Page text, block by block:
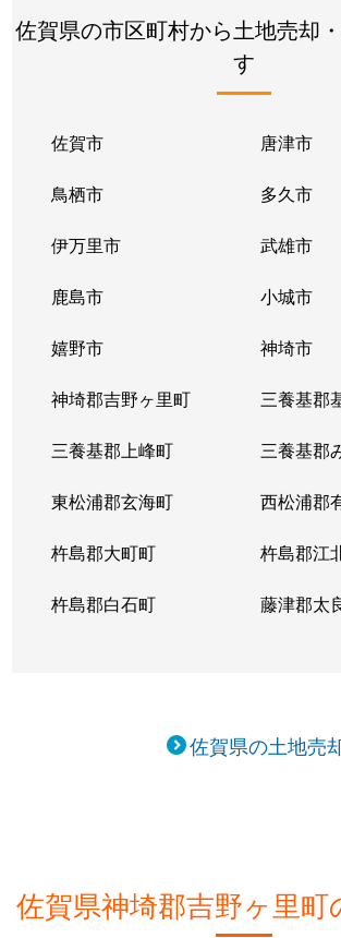
佐賀県の市区町村から土地売却
す
佐賀市 唐津市
鳥栖市 多久市
伊万里市 武雄市
鹿島市 小城市
嬉野市 神埼市
神埼郡吉野ヶ里町 三養基郡
三養基郡上峰町 三養基郡
東松浦郡玄海町 西松浦郡
杵島郡大町町 杵島郡江
杵島郡白石町 藤津郡太
佐賀県の土地売
佐賀県神埼郡吉野ヶ里町